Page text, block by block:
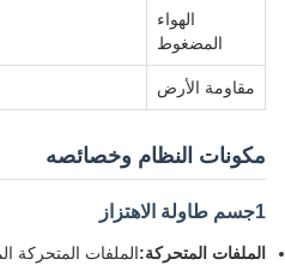
الهواء
المضغوط
مقاومة الأرض
مكونات النظام وخصائصه
1جسم طاولة الاهتزاز
الملفات المتحركة:الملفات المتحركة